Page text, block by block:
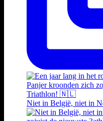
Niet in België, niet in